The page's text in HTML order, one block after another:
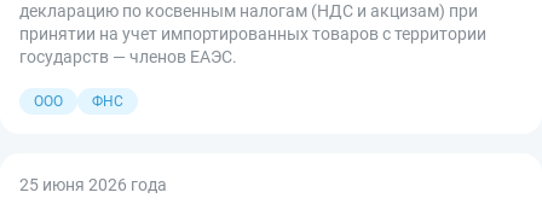
декларацию по косвенным налогам (НДС и акцизам) при
принятии на учет импортированных товаров с территории
государств — членов ЕАЭС.
ООО ФНС
25 июня 2026 года